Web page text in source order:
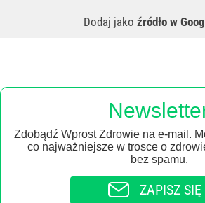
Dodaj jako źródło w
Zdobądź Wprost Zdrowie na e-mail.
co najważniejsze w trosce o
bez spamu.
ZAPISZ SIĘ